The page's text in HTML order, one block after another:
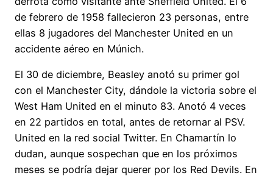
de febrero de 1958 fallecieron 23 personas, entre
ellas 8 jugadores del Manchester United en un
accidente aéreo en Múnich.
El 30 de diciembre, Beasley anotó su primer gol
con el Manchester City, dándole la victoria sobre el
West Ham United en el minuto 83. Anotó 4 veces
en 22 partidos en total, antes de retornar al PSV.
United en la red social Twitter. En Chamartín lo
dudan, aunque sospechan que en los próximos
meses se podría dejar querer por los Red Devils. En